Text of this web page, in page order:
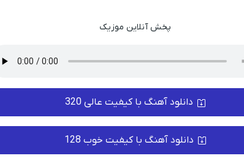
پخش آنلاین موزیک
دانلود آهنگ با کیفیت عالی 320
دانلود آهنگ با کیفیت خوب 128